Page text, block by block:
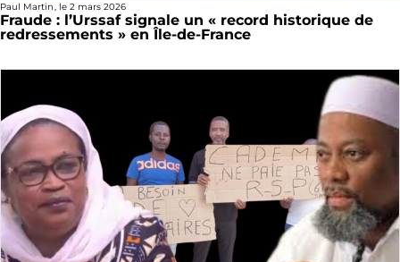
Paul Martin, le 2 mars 2026
Fraude : l’Urssaf signale un « record historique de
redressements » en Île-de-France